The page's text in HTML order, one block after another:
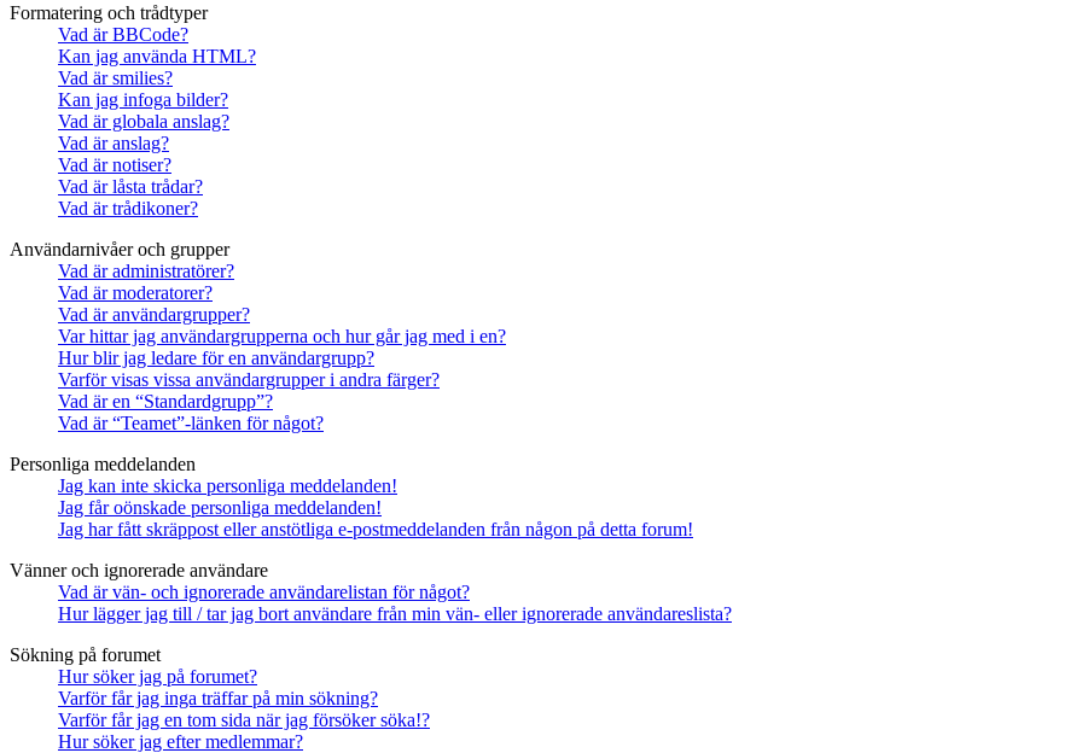
Formatering och trådtyper
Vad är BBCode?
Kan jag använda HTML?
Vad är smilies?
Kan jag infoga bilder?
Vad är globala anslag?
Vad är anslag?
Vad är notiser?
Vad är låsta trådar?
Vad är trådikoner?
Användarnivåer och grupper
Vad är administratörer?
Vad är moderatorer?
Vad är användargrupper?
Var hittar jag användargrupperna och hur går jag med i en?
Hur blir jag ledare för en användargrupp?
Varför visas vissa användargrupper i andra färger?
Vad är en “Standardgrupp”?
Vad är “Teamet”-länken för något?
Personliga meddelanden
Jag kan inte skicka personliga meddelanden!
Jag får oönskade personliga meddelanden!
Jag har fått skräppost eller anstötliga e-postmeddelanden från någon på detta forum!
Vänner och ignorerade användare
Vad är vän- och ignorerade användarelistan för något?
Hur lägger jag till / tar jag bort användare från min vän- eller ignorerade användareslista?
Sökning på forumet
Hur söker jag på forumet?
Varför får jag inga träffar på min sökning?
Varför får jag en tom sida när jag försöker söka!?
Hur söker jag efter medlemmar?